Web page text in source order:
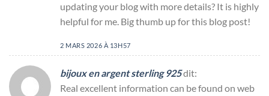
updating your blog with more details? It is highly
helpful for me. Big thumb up for this blog post!
2 MARS 2026 À 13H57
bijoux en argent sterling 925dit:
Real excellent information can be found on web